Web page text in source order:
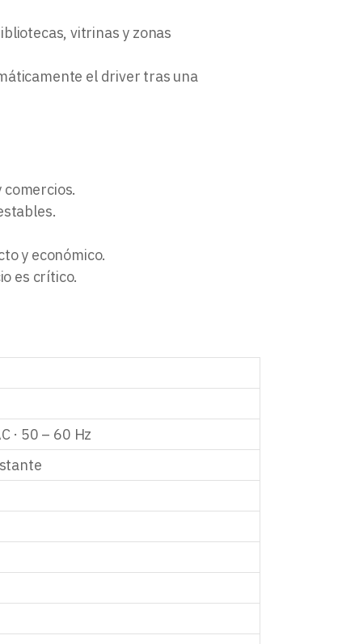
vitrinas y zonas
el driver tras una
comercios.
y económico.
es crítico.
· 50 – 60 Hz